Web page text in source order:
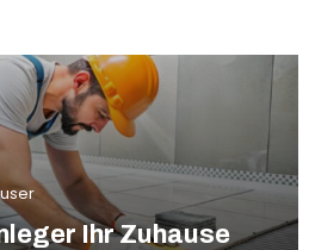
Ihr Zuhause